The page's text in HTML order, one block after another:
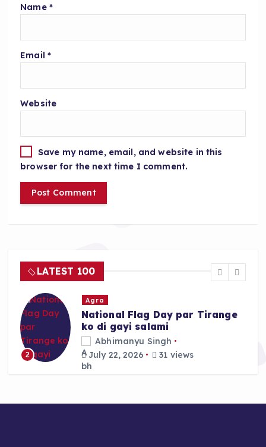
Name *
Email *
Website
Save my name, email, and website in this
browser for the next time I comment.
LATEST 100
2
Agra
National Flag Day par Tirange
ko di gayi salami
Abhimanyu Singh
July 22, 2026
31 views